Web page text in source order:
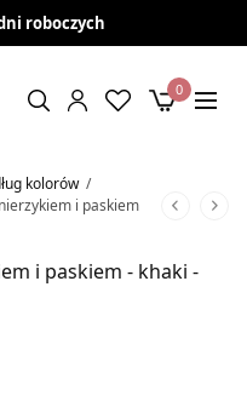
roboczych
0
kolorów /
i paskiem